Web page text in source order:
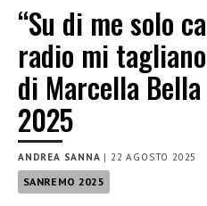
“Su di me solo
radio mi
di Marcella
2025
ANDREA SANNA | 22 AGOSTO 2025
SANREMO 2025